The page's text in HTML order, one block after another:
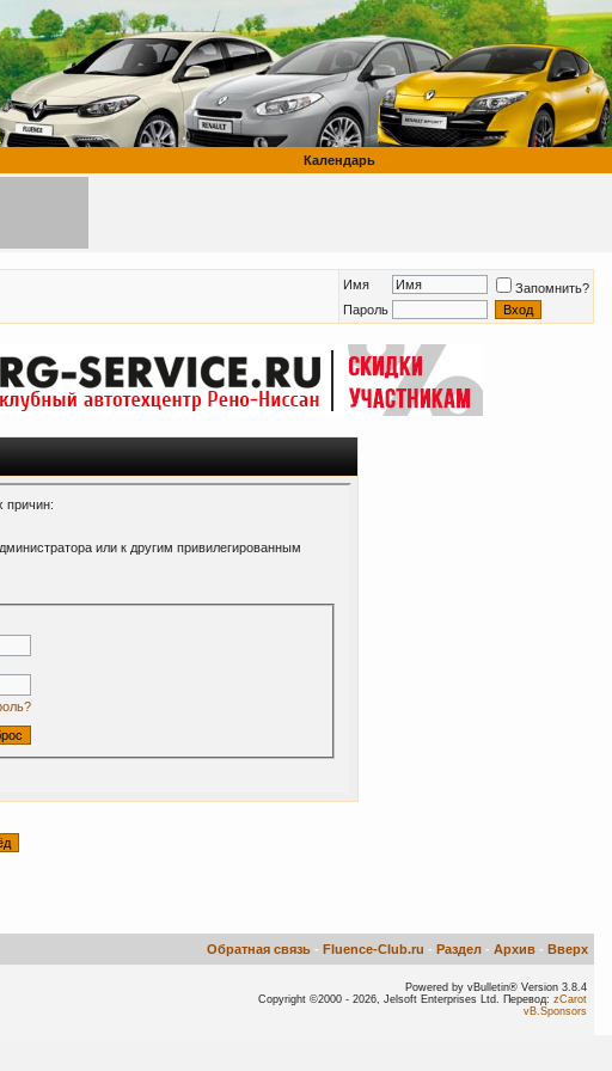
Календарь
Имя
Запомнить?
Пароль
причин:
или к другим привилегированным
Обратная связь - Fluence-Club.ru - Раздел - Архив - Вверх
Powered by vBulletin® Version 3.8.4
Copyright ©2000 - 2026, Jelsoft Enterprises Ltd. Перевод: zCarot
vB.Sponsors